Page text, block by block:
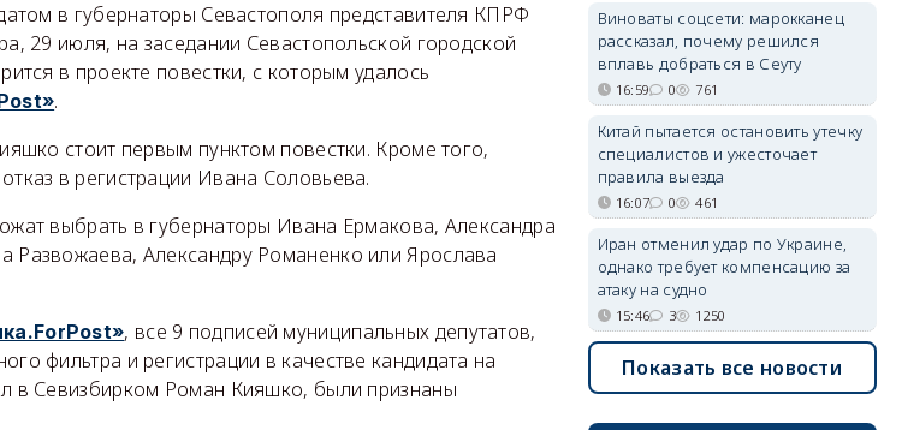
в губернаторы Севастополя представителя КПРФ
29 июля, на заседании Севастопольской городской
в проекте повестки, с которым удалось
.
стоит первым пунктом повестки. Кроме того,
в регистрации Ивана Соловьева.
выбрать в губернаторы Ивана Ермакова, Александра
Александру Романенко или Ярослава
, все 9 подписей муниципальных депутатов,
фильтра и регистрации в качестве кандидата на
в Севизбирком Роман Кияшко, были признаны
Виноваты соцсети: марокканец
рассказал, почему решился
вплавь добраться в Сеуту
16:59 0 761
Китай пытается остановить утечку
специалистов и ужесточает
правила выезда
16:07 0 461
Иран отменил удар по Украине,
однако требует компенсацию за
атаку на судно
15:46 3 1250
Показать все новости